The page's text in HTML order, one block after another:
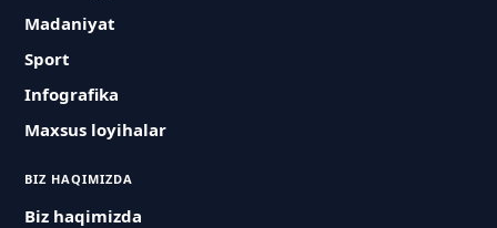
Madaniyat
Sport
Infografika
Maxsus loyihalar
BIZ HAQIMIZDA
Biz haqimizda